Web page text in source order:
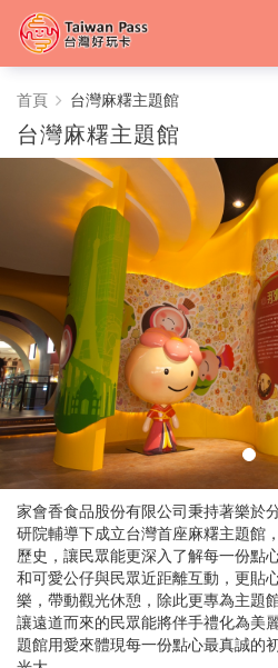
台
灣
糬
主
題
館
-
中
台
灣
好
玩
首頁 台灣麻糬主題館
台灣麻糬主題館
家會香食品股份有限公司秉持著樂於
研院輔導下成立台灣首座麻糬主題館
歷史，讓民眾能更深入了解每一份點
和可愛公仔與民眾近距離互動，更貼
樂，帶動觀光休憩，除此更專為主題
讓遠道而來的民眾能將伴手禮化為美
題館用愛來體現每一份點心最真誠的